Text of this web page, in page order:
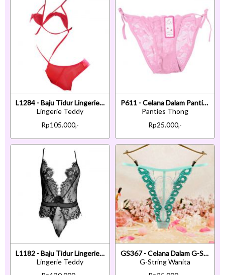
L1284 - Baju Tidur Lingerie Teddy Bodysuit Dress Tali Silang Merah Transparan Open Cup Open Butt
Lingerie Teddy
Rp105.000,-
P611 - Celana Dalam Panties Thong Pink Transparan Ikat Samping
Panties Thong
Rp25.000,-
L1182 - Baju Tidur Lingerie Teddy Bodysuit Dress Tali Silang Hitam Transparan Belahan Dada Rendah
Lingerie Teddy
GS367 - Celana Dalam G-String Wanita T-Back Hijau Tepi Bordir
G-String Wanita